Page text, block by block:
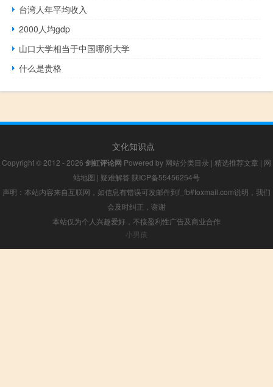
台湾人年平均收入
2000人均gdp
山口大学相当于中国哪所大学
什么是贵格
文化知识点
Copyright © 2012 - 2026 剑虹评论网 Powered by 网站分类目录 | 精选推荐文章 | 网
站地图 | 疑难解答 陕ICP备55456254号
声明：本站内容来自互联网，如信息有错误可发邮件到f_fb#foxmail.com说明，我们
会及时纠正，谢谢
本站仅为个人兴趣爱好，不接盈利性广告及商业合作
小男孩